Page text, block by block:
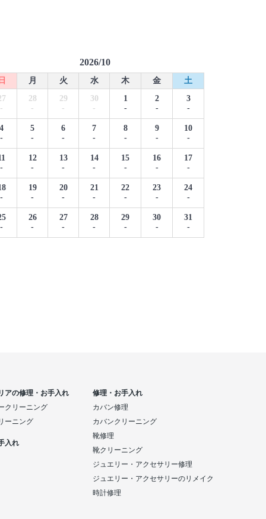
2026/10
日 月 火 水 木 金
土
-
28
-
29
-
30
-
1
-
2
-
3
-
4
-
5
-
6
-
7
-
8
-
9
-
10
-
-
12
-
13
-
14
-
15
-
16
-
17
-
-
19
-
20
-
21
-
22
-
23
-
24
-
-
26
-
27
-
28
-
29
-
30
-
31
-
アの修理・お手入れ
クリーニング
ーニング
入れ
修理・お手入れ
カバン修理
カバンクリーニング
靴修理
靴クリーニング
ジュエリー・アクセサリー修理
ジュエリー・アクセサリーのリメイク
時計修理